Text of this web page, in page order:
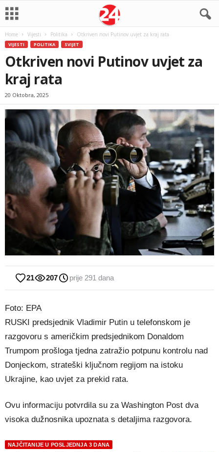
Home Vijesti Politika Otkriven novi Putinov uvjet za kraj rata
VIJESTI POLITIKA SVIJET
Otkriven novi Putinov uvjet za
kraj rata
20 Oktobra, 2025
21 207 prije 291 dana
Foto: EPA
RUSKI predsjednik Vladimir Putin u telefonskom je
razgovoru s američkim predsjednikom Donaldom
Trumpom prošloga tjedna zatražio potpunu kontrolu nad
Donjeckom, strateški ključnom regijom na istoku
Ukrajine, kao uvjet za prekid rata.
Ovu informaciju potvrdila su za Washington Post dva
visoka dužnosnika upoznata s detaljima razgovora.
NAJČITANIJE U POSLJEDNJA 3 DANA